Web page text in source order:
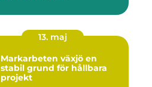
13. maj
Markarbeten växjö en
stabil grund för hållbara
projekt